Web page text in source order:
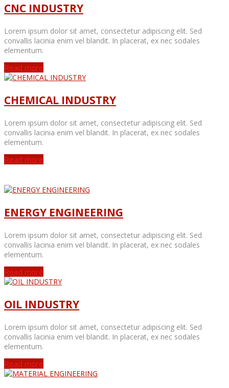
CNC INDUSTRY
Lorem ipsum dolor sit amet, consectetur adipiscing elit. Sed
convallis lacinia enim vel blandit. In placerat, ex nec sodales
elementum.
Read more
CHEMICAL INDUSTRY
Lorem ipsum dolor sit amet, consectetur adipiscing elit. Sed
convallis lacinia enim vel blandit. In placerat, ex nec sodales
elementum.
Read more
ENERGY ENGINEERING
Lorem ipsum dolor sit amet, consectetur adipiscing elit. Sed
convallis lacinia enim vel blandit. In placerat, ex nec sodales
elementum.
Read more
OIL INDUSTRY
Lorem ipsum dolor sit amet, consectetur adipiscing elit. Sed
convallis lacinia enim vel blandit. In placerat, ex nec sodales
elementum.
Read more